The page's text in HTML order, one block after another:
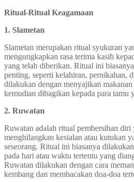
Ritual-Ritual Keagamaan
1. Slametan
Slametan merupakan ritual syukuran
mengungkapkan rasa terima kasih
yang telah diberikan. Ritual ini
penting, seperti kelahiran, pernikahan,
dilakukan dengan menyajikan
kemudian dibagikan kepada para tamu
2. Ruwatan
Ruwatan adalah ritual pembersihan
menghilangkan kesialan atau kutukan
seseorang. Ritual ini biasanya
pada hari atau waktu tertentu yang
Ruwatan dilakukan dengan cara
kembang dan membacakan doa-doa